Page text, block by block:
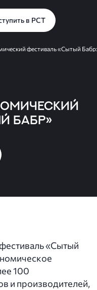
в РСТ
фестиваль «Сытый
Бабр»
«Сытый
100
и производителей,